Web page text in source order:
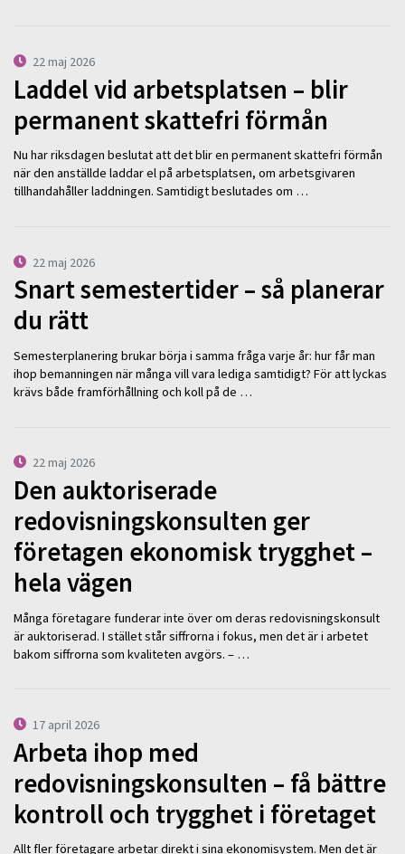
22 maj 2026
Laddel vid arbetsplatsen – blir
permanent skattefri förmån
Nu har riksdagen beslutat att det blir en permanent skattefri förmån
när den anställde laddar el på arbetsplatsen, om arbetsgivaren
tillhandahåller laddningen. Samtidigt beslutades om …
22 maj 2026
Snart semestertider – så planerar
du rätt
Semesterplanering brukar börja i samma fråga varje år: hur får man
ihop bemanningen när många vill vara lediga samtidigt? För att lyckas
krävs både framförhållning och koll på de …
22 maj 2026
Den auktoriserade
redovisningskonsulten ger
företagen ekonomisk trygghet –
hela vägen
Många företagare funderar inte över om deras redovisningskonsult
är auktoriserad. I stället står siffrorna i fokus, men det är i arbetet
bakom siffrorna som kvaliteten avgörs. – …
17 april 2026
Arbeta ihop med
redovisningskonsulten – få bättre
kontroll och trygghet i företaget
Allt fler företagare arbetar direkt i sina ekonomisystem. Men det är